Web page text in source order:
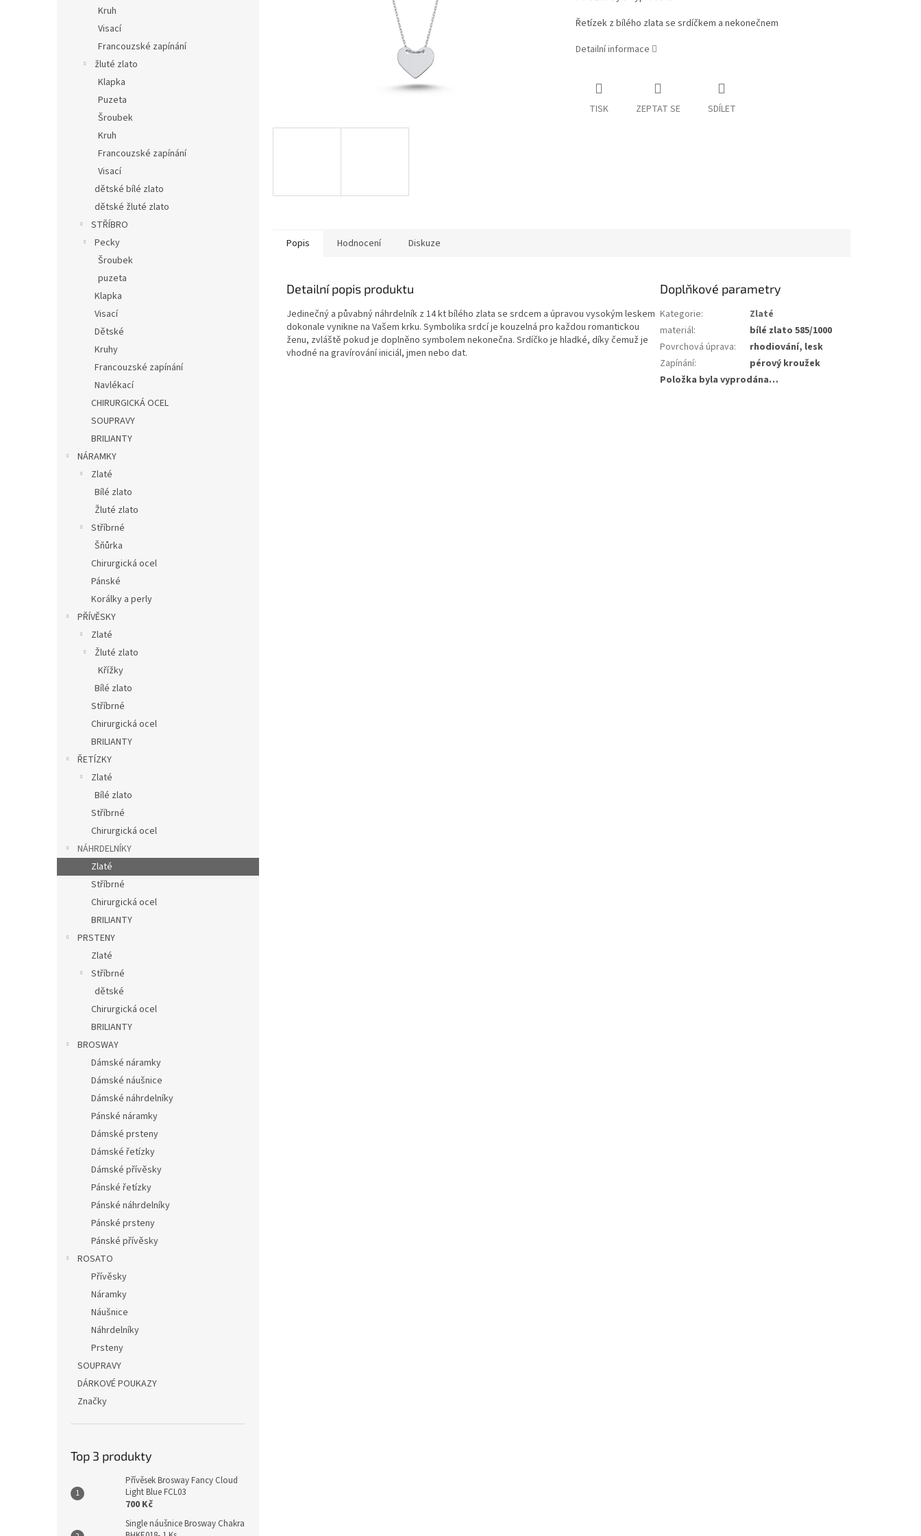
Kruh
Visací
Francouzské zapínání
žluté zlato
Klapka
Puzeta
Šroubek
Kruh
Francouzské zapínání
Visací
dětské bílé zlato
dětské žluté zlato
STŘÍBRO
Pecky
Šroubek
puzeta
Klapka
Visací
Dětské
Kruhy
Francouzské zapínání
Navlékací
CHIRURGICKÁ OCEL
SOUPRAVY
BRILIANTY
NÁRAMKY
Zlaté
Bílé zlato
Žluté zlato
Stříbrné
Šňůrka
Chirurgická ocel
Pánské
Korálky a perly
PŘÍVĚSKY
Zlaté
Žluté zlato
Křížky
Bílé zlato
Stříbrné
Chirurgická ocel
BRILIANTY
ŘETÍZKY
Zlaté
Bílé zlato
Stříbrné
Chirurgická ocel
NÁHRDELNÍKY
Zlaté
Stříbrné
Chirurgická ocel
BRILIANTY
PRSTENY
Zlaté
Stříbrné
dětské
Chirurgická ocel
BRILIANTY
BROSWAY
Dámské náramky
Dámské náušnice
Dámské náhrdelníky
Pánské náramky
Dámské prsteny
Dámské řetízky
Dámské přívěsky
Pánské řetízky
Pánské náhrdelníky
Pánské prsteny
Pánské přívěsky
ROSATO
Přívěsky
Náramky
Náušnice
Náhrdelníky
Prsteny
SOUPRAVY
DÁRKOVÉ POUKAZY
Značky
Top 3 produkty
Přívěsek Brosway Fancy Cloud
Light Blue FCL03
700 Kč
Single náušnice Brosway Chakra
Řetízek z bílého zlata se srdíčkem a nekonečnem
Detailní informace
TISK ZEPTAT SE SDÍLET
Popis Hodnocení Diskuze
Detailní popis produktu
Jedinečný a půvabný náhrdelník z 14 kt bílého zlata se srdcem a úpravou vysokým leskem
dokonale vynikne na Vašem krku. Symbolika srdcí je kouzelná pro každou romantickou
ženu, zvláště pokud je doplněno symbolem nekonečna. Srdíčko je hladké, díkyčemuž je
vhodné na gravírování iniciál, jmen nebo dat.
Doplňkové parametry
Kategorie:
Zlaté
materiál:
bílé zlato 585/1000
Povrchová úprava:
rhodiování, lesk
Zapínání:
pérový kroužek
Položka byla vyprodána…